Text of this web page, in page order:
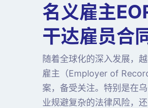
名义雇主
干达雇员合
随着全球化的深入发展，
雇主（Employer of
案，备受关注。特别是在
业规避复杂的法律风险，